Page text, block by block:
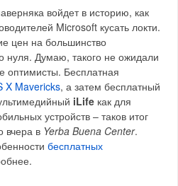
войдет в историю, как
Microsoft кусать локти.
цен на большинство
нуля. Думаю, такого не ожидали
оптимисты. Бесплатная
X Mavericks, а затем бесплатный
iLife как для
устройств – таков итог
вчера в Yerba Buena Center.
бесплатных